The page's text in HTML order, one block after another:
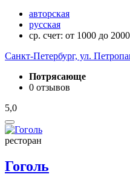
авторская
русская
ср. счет: от 1000 до 2000
Санкт-Петербург, ул.
Потрясающе
0 отзывов
5,0
ресторан
Гоголь